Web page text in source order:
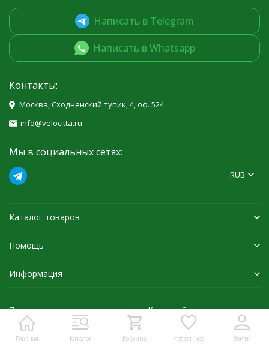
Главная Каталог Корзина Избранное Войти
Написать в Telegram
Написать в Whatsapp
Контакты:
Москва, Сходненский тупик, 4, оф. 524
info@velocitta.ru
Мы в социальных сетях:
RUB
Каталог товаров
Помощь
Информация
Политика персональных данных Карта сайта